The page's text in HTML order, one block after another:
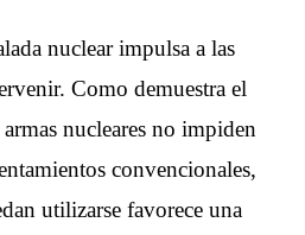
nuclear impulsa a las
Como demuestra el
nucleares no impiden
convencionales,
utilizarse favorece una